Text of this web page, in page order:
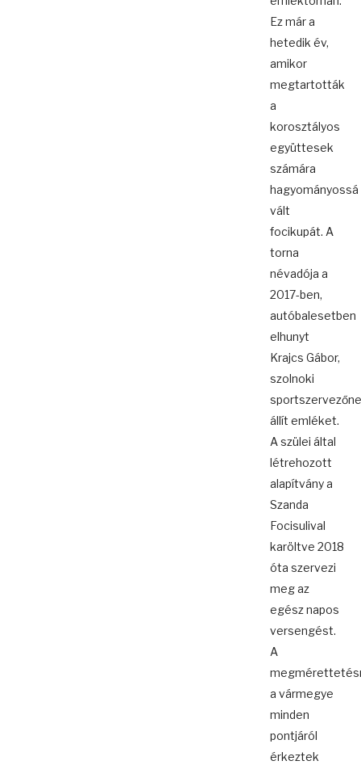
Ez már a
hetedik év,
amikor
megtartották
a
korosztályos
együttesek
számára
hagyományossá
vált
focikupát. A
torna
névadója a
2017-ben,
autóbalesetben
elhunyt
Krajcs Gábor,
szolnoki
állít emléket.
A szülei által
létrehozott
alapítvány a
Szanda
Focisulival
karöltve 2018
óta szervezi
meg az
egész napos
versengést.
A
a vármegye
minden
pontjáról
érkeztek